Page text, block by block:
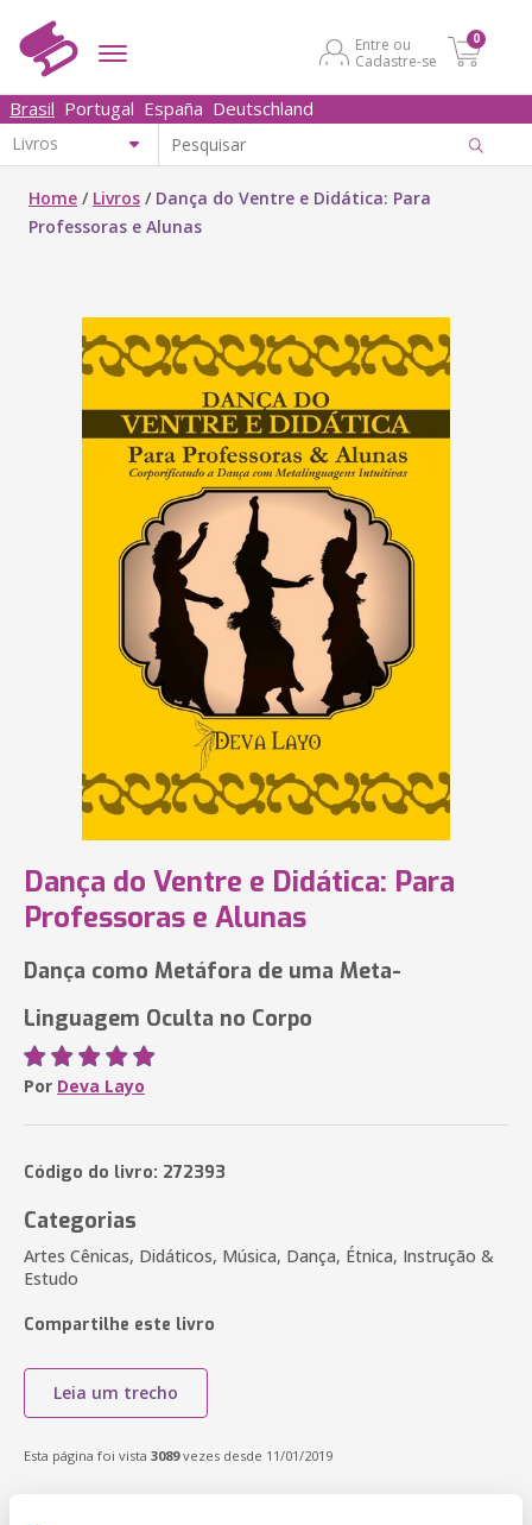
Entre ou
Cadastre-se
0
Brasil Portugal España Deutschland
Home / Livros / Dança do Ventre e Didática: Para
Professoras e Alunas
Dança do Ventre e Didática: Para
Professoras e Alunas
Dança como Metáfora de uma Meta-
Linguagem Oculta no Corpo
Por Deva Layo
Código do livro: 272393
Categorias
Artes Cênicas, Didáticos, Música, Dança, Étnica, Instrução &
Estudo
Compartilhe este livro
Leia um trecho
Esta página foi vista 3089vezes desde 11/01/2019